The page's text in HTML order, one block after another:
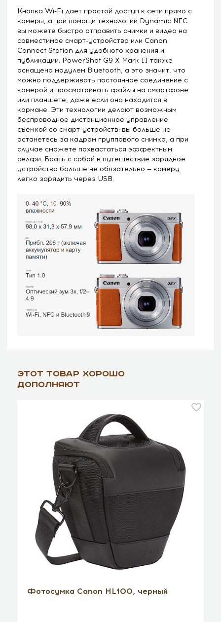
Кнопка Wi-Fi дает простой доступ к сети прямо с
камеры, а при помощи технологии Dynamic NFC
вы можете быстро отправить снимки и видео на
совместимое смарт-устройство или Canon
Connect Station для удобного хранения и
публикации. PowerShot G9 X Mark II также
оснащена модулем Bluetooth, а это значит, что
можно поддерживать постоянное соединение с
камерой и просматривать файлы на смартфоне
или планшете, даже если она находится в
кармане. Эти технологии делают возможным
беспроводное дистанционное управление
съемкой со смарт-устройств: вы больше не
останетесь за кадром группового снимка, а при
случае сможете похвастаться эффектным
селфи. Брать с собой в путешествие зарядное
устройство больше не обязательно — камеру
легко зарядить через USB.
Этот товар хорошо
дополняют
Фотосумка Canon HL100, черный